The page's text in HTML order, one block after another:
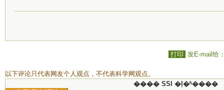
打印 发E-mail给
以下评论只代表网友个人观点，不代表科学网观点。
���� SSI �ļ�ʱ����